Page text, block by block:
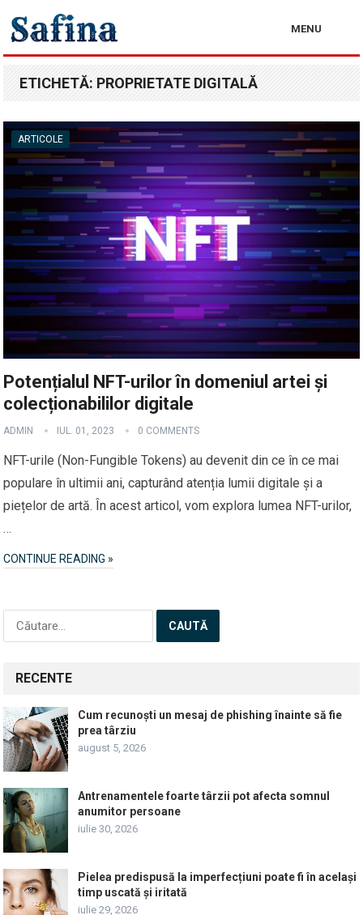
MENU
ETICHETĂ: PROPRIETATE DIGITALĂ
ARTICOLE
Potențialul NFT-urilor în domeniul artei și
colecționabililor digitale
ADMIN IUL. 01, 2023 0 COMMENTS
NFT-urile (Non-Fungible Tokens) au devenit din ce în ce mai
populare în ultimii ani, capturând atenția lumii digitale și a
piețelor de artă. În acest articol, vom explora lumea NFT-urilor,
…
CONTINUE READING »
după:
RECENTE
Cum recunoști un mesaj de phishing înainte să fie
prea târziu
august 5, 2026
Antrenamentele foarte târzii pot afecta somnul
anumitor persoane
iulie 30, 2026
Pielea predispusă la imperfecțiuni poate fi în același
timp uscată și iritată
iulie 29, 2026